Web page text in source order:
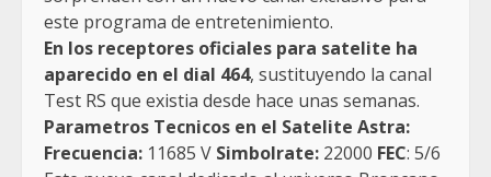
este programa de entretenimiento.
En los receptores oficiales para satelite ha
aparecido en el dial 464, sustituyendo la canal
Test RS que existia desde hace unas semanas.
Parametros Tecnicos en el Satelite Astra:
Frecuencia: 11685 V Simbolrate: 22000 FEC: 5/6